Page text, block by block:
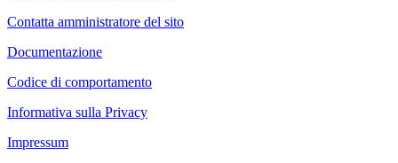
Contatta amministratore del sito
Documentazione
Codice di comportamento
Informativa sulla Privacy
Impressum